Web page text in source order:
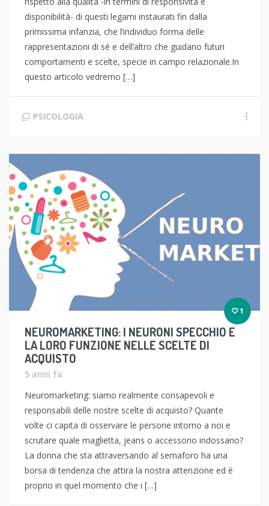
disponibilità- di questi legami instaurati fin dalla
primissima infanzia, che l’individuo forma delle
rappresentazioni di sé e dell’altro che guidano futuri
comportamenti e scelte, specie in campo relazionale.In
questo articolo vedremo […]
PSICOLOGIA
1
NEUROMARKETING: I NEURONI SPECCHIO E
LA LORO FUNZIONE NELLE SCELTE DI
ACQUISTO
5 anni fa
Neuromarketing: siamo realmente consapevoli e
responsabili delle nostre scelte di acquisto? Quante
volte ci capita di osservare le persone intorno a noi e
scrutare quale maglietta, jeans o accessorio indossano?
La donna che sta attraversando al semaforo ha una
borsa di tendenza che attira la nostra attenzione ed è
proprio in quel momento che i […]